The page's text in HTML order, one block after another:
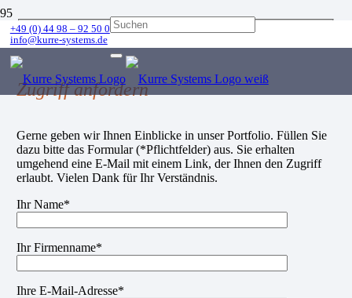
+49 (0) 44 98 – 92 50 0
info@kurre-systems.de
Zugriff anfordern
Gerne geben wir Ihnen Einblicke in unser Portfolio. Füllen Sie
dazu bitte das Formular (*Pflichtfelder) aus. Sie erhalten
umgehend eine E-Mail mit einem Link, der Ihnen den Zugriff
erlaubt. Vielen Dank für Ihr Verständnis.
Ihr Name*
Ihr Firmenname*
Ihre E-Mail-Adresse*